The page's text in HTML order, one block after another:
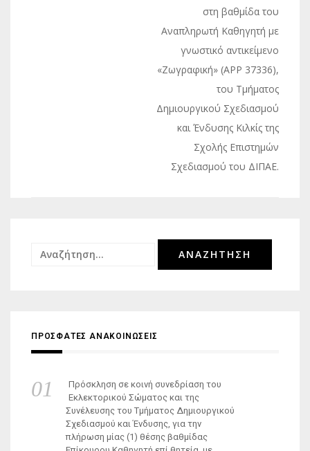
στη βαθμίδα του
Αναπληρωτή Καθηγητή με
γνωστικό αντικείμενο
«Ζωγραφική» (APP 37336),
του Τμήματος
Δημιουργικού Σχεδιασμού
και Ένδυσης Κιλκίς της
Σχολής Επιστημών
Σχεδιασμού του ΔΙΠΑΕ.
Αναζήτηση
ΠΡΟΣΦΑΤΕΣ ΑΝΑΚΟΙΝΩΣΕΙΣ
Πρόσκληση σε κοινή συνεδρίαση του
Εκλεκτορικού Σώματος και της
Συνέλευσης του Τμήματος Δημιουργικού
Σχεδιασμού και Ένδυσης, για την
πλήρωση μίας (1) θέσης βαθμίδας